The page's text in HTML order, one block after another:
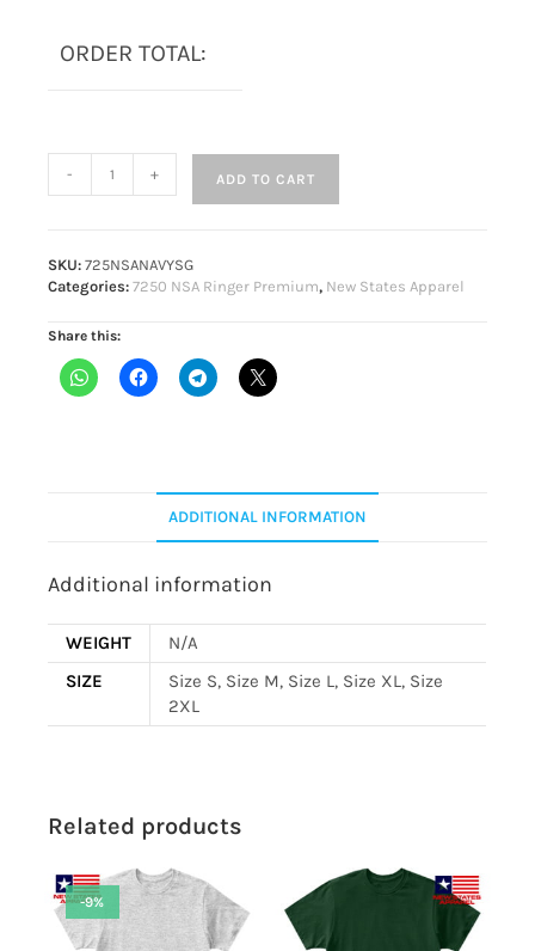
ORDER TOTAL:
- + ADD TO CART
SKU:725NSANAVYSG
Categories:7250 NSA Ringer Premium, New States Apparel
Share this:
ADDITIONAL INFORMATION
Additional information
WEIGHT
N/A
SIZE
Size S, Size M, Size L, Size XL, Size
2XL
Related products
-9%